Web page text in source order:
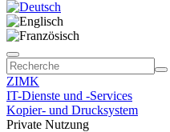
ZIMK
IT-Dienste und -Services
Kopier- und Drucksystem
Private Nutzung